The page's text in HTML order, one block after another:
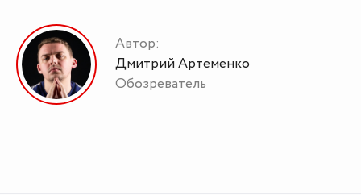
Автор:
Дмитрий Артеменко
Обозреватель